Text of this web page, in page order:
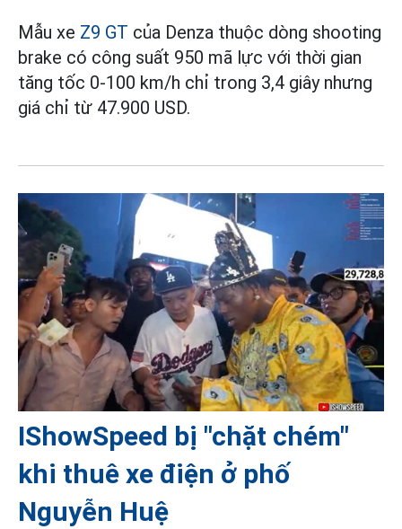
Mẫu xe Z9 GT của Denza thuộc dòng shooting
brake có công suất 950 mã lực với thời gian
tăng tốc 0-100 km/h chỉ trong 3,4 giây nhưng
giá chỉ từ 47.900 USD.
IShowSpeed bị "chặt chém"
khi thuê xe điện ở phố
Nguyễn Huệ